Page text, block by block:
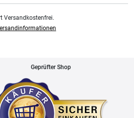
Versandkostenfrei.
Geprüfter Shop